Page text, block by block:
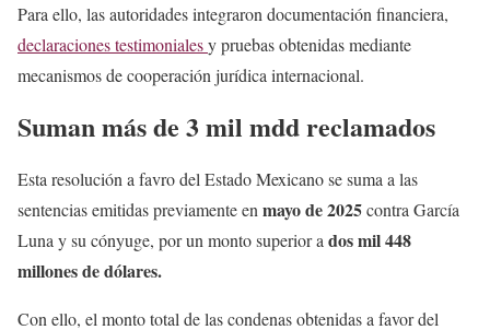
Para ello, las autoridades integraron documentación financiera,
declaraciones testimonialesy pruebas obtenidas mediante
mecanismos de cooperación jurídica internacional.
Suman más de 3 mil mdd reclamados
Esta resolución a favro del Estado Mexicano se suma a las
sentencias emitidas previamente enmayo de 2025contra García
Luna y su cónyuge, por un monto superior ados mil 448
millones de dólares.
Con ello, el monto total de las condenas obtenidas a favor del